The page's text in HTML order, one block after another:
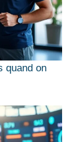
quand on